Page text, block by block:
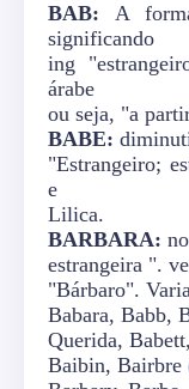
BAB: A
significando
ing
árabe
ou seja, "a
BABE:
"Estrangeiro;
e
Lilica.
BARBARA:
estrangeira ".
"Bárbaro".
Babara, Babb,
Querida,
Baibin, Bairbre